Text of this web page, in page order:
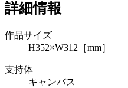
詳細情報
作品サイズ
H352×W312［mm］
支持体
キャンバス